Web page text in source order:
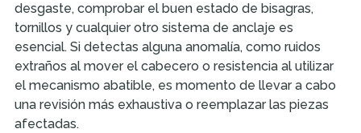
desgaste, comprobar el buen estado de bisagras,
tornillos y cualquier otro sistema de anclaje es
esencial. Si detectas alguna anomalía, como ruidos
extraños al mover el cabecero o resistencia al utilizar
el mecanismo abatible, es momento de llevar a cabo
una revisión más exhaustiva o reemplazar las piezas
afectadas.